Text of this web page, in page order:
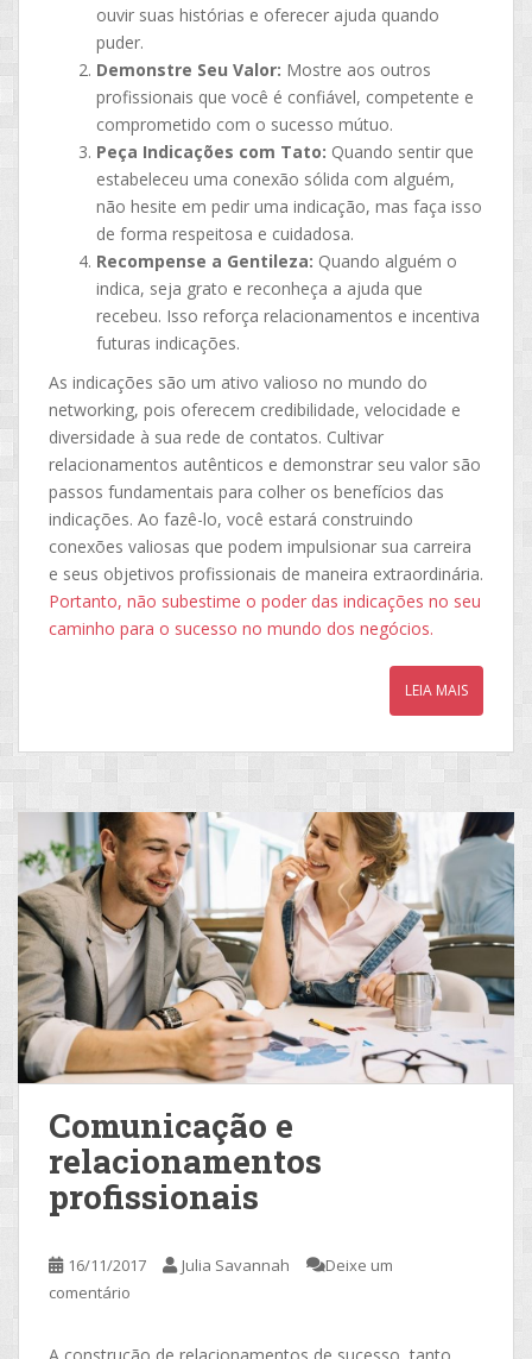
ouvir suas histórias e oferecer ajuda quando
puder.
Demonstre Seu Valor: Mostre aos outros
profissionais que você é confiável, competente e
comprometido com o sucesso mútuo.
Peça Indicações com Tato: Quando sentir que
estabeleceu uma conexão sólida com alguém,
não hesite em pedir uma indicação, mas faça isso
de forma respeitosa e cuidadosa.
Recompense a Gentileza: Quando alguém o
indica, seja grato e reconheça a ajuda que
recebeu. Isso reforça relacionamentos e incentiva
futuras indicações.
As indicações são um ativo valioso no mundo do
networking, pois oferecem credibilidade, velocidade e
diversidade à sua rede de contatos. Cultivar
relacionamentos autênticos e demonstrar seu valor são
passos fundamentais para colher os benefícios das
indicações. Ao fazê-lo, você estará construindo
conexões valiosas que podem impulsionar sua carreira
e seus objetivos profissionais de maneira extraordinária.
Portanto, não subestime o poder das indicações no seu
caminho para o sucesso no mundo dos negócios.
LEIA MAIS
Comunicação e
relacionamentos
profissionais
16/11/2017 Julia Savannah
Deixe um
comentário